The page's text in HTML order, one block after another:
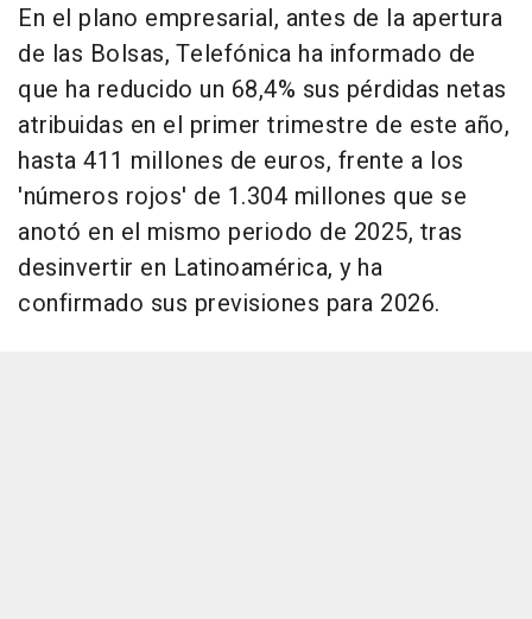
En el plano empresarial, antes de la apertura
de las Bolsas, Telefónica ha informado de
que ha reducido un 68,4% sus pérdidas netas
atribuidas en el primer trimestre de este año,
hasta 411 millones de euros, frente a los
'números rojos' de 1.304 millones que se
anotó en el mismo periodo de 2025, tras
desinvertir en Latinoamérica, y ha
confirmado sus previsiones para 2026.